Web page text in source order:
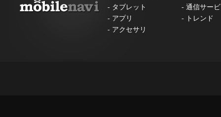
- タブレット - 通信サー
- アプリ -
トレンド
- アクセサリ